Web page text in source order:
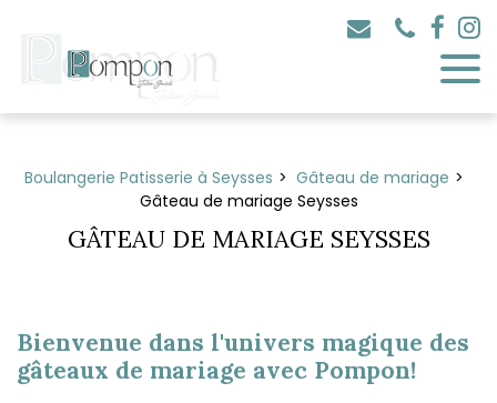
Boulangerie Patisserie à Seysses
Gâteau de mariage
Gâteau de mariage Seysses
GÂTEAU DE MARIAGE SEYSSES
Bienvenue dans l'univers magique des
gâteaux de mariage avec Pompon!